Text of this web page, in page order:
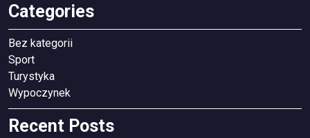
Categories
Bez kategorii
Sport
Turystyka
Wypoczynek
Recent Posts